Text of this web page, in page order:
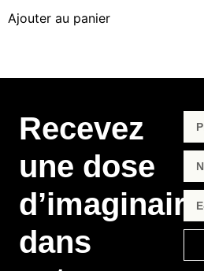
Ajouter au panier
Recevez
une dose
d’imaginaire
dans